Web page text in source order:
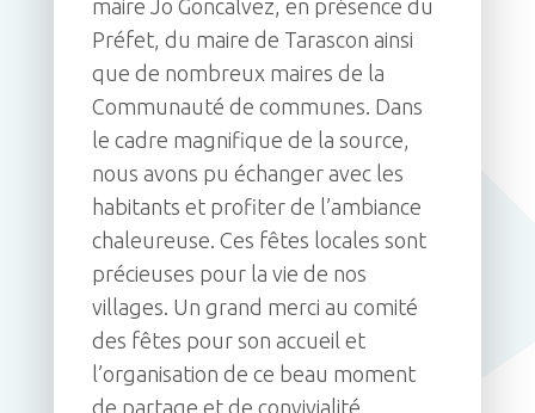
maire Jo Goncalvez, en présence du
Préfet, du maire de Tarascon ainsi
que de nombreux maires de la
Communauté de communes. Dans
le cadre magnifique de la source,
nous avons pu échanger avec les
habitants et profiter de l’ambiance
chaleureuse. Ces fêtes locales sont
précieuses pour la vie de nos
villages. Un grand merci au comité
des fêtes pour son accueil et
l’organisation de ce beau moment
de partage et de convivialité.